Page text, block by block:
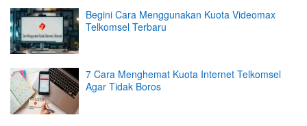
Begini Cara Menggunakan Kuota Videomax
Telkomsel Terbaru
7 Cara Menghemat Kuota Internet Telkomsel
Agar Tidak Boros